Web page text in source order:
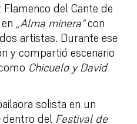
del Cante de
„Alma minera“con
artistas. Durante ese
y compartió escenario
Chicuelo y David
solista en un
dentro del Festival de